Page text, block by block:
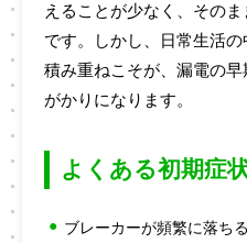
えることが少なく、その
です。しかし、日常生活
積み重ねこそが、漏電の
がかりになります。
よくある初期症
ブレーカーが頻繁に落ちる